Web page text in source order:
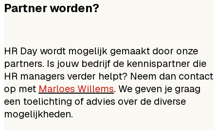
Partner worden?
HR Day wordt mogelijk gemaakt door onze
partners. Is jouw bedrijf de kennispartner die
HR managers verder helpt? Neem dan contact
op met Marloes Willems. We geven je graag
een toelichting of advies over de diverse
mogelijkheden.